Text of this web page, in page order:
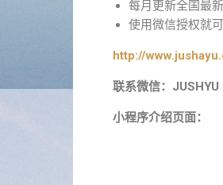
每月更新全国最新
使用微信授权就
http://
联系微信：
小程序介绍页面：